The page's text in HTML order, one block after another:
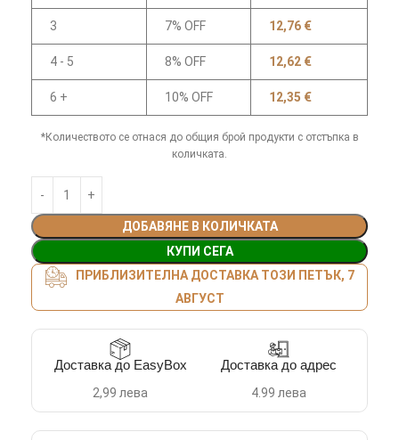
3 7% OFF 12,76 €
4 - 5 8% OFF 12,62 €
6 + 10% OFF 12,35 €
*Количеството се отнася до общия брой продукти с отстъпка в
количката.
ДОБАВЯНЕ В КОЛИЧКАТА
КУПИ СЕГА
ПРИБЛИЗИТЕЛНА ДОСТАВКА ТОЗИ ПЕТЪК, 7
АВГУСТ
Доставка до EasyBox
2,99 лева
Доставка до адрес
4.99 лева